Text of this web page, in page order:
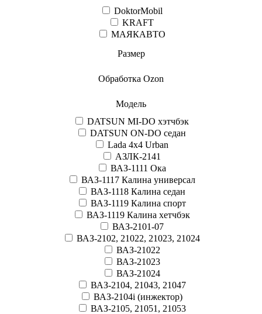
DoktorMobil
KRAFT
МАЯКАВТО
Размер
Обработка Ozon
Модель
DATSUN MI-DO хэтчбэк
DATSUN ON-DO седан
Lada 4x4 Urban
АЗЛК-2141
ВАЗ-1111 Ока
ВАЗ-1117 Калина универсал
ВАЗ-1118 Калина седан
ВАЗ-1119 Калина спорт
ВАЗ-1119 Калина хетчбэк
ВАЗ-2101-07
ВАЗ-2102, 21022, 21023, 21024
ВАЗ-21022
ВАЗ-21023
ВАЗ-21024
ВАЗ-2104, 21043, 21047
ВАЗ-2104i (инжектор)
ВАЗ-2105, 21051, 21053